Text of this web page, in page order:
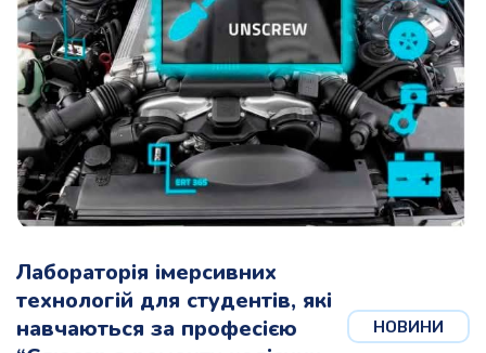
НОВИНИ
Лабораторія імерсивних
технологій для студентів, які
навчаються за професією